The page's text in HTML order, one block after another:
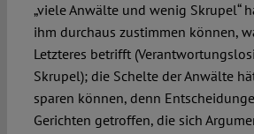
„viele Anwälte und wenig Skrupel“
ihm durchaus zustimmen können,
Letzteres betrifft
Skrupel); die Schelte der Anwälte
sparen können, denn
Gerichten getroffen, die sich